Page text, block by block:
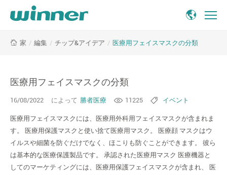
家 / 編集 / チップ&アイデア / 医療用フェイスマスクの分類
医療用フェイスマスクの分類
16/08/2022 によって 勝者医療 11225 イベント
医療用フェイスマスクには、医療用外科用フェイスマスクが含まれま
す。 医療用保護マスクと使い捨て医療用マスク。 医療顔 マスクはウ
イルスや細菌を防ぐだけでなく、ほこりも防ぐことができます。 彼ら
は基本的な医療保護製品です。 承認された医療用マスク 医療機器と
してのマーケティングには、医療用保護フェイスマスクが含まれ、 医